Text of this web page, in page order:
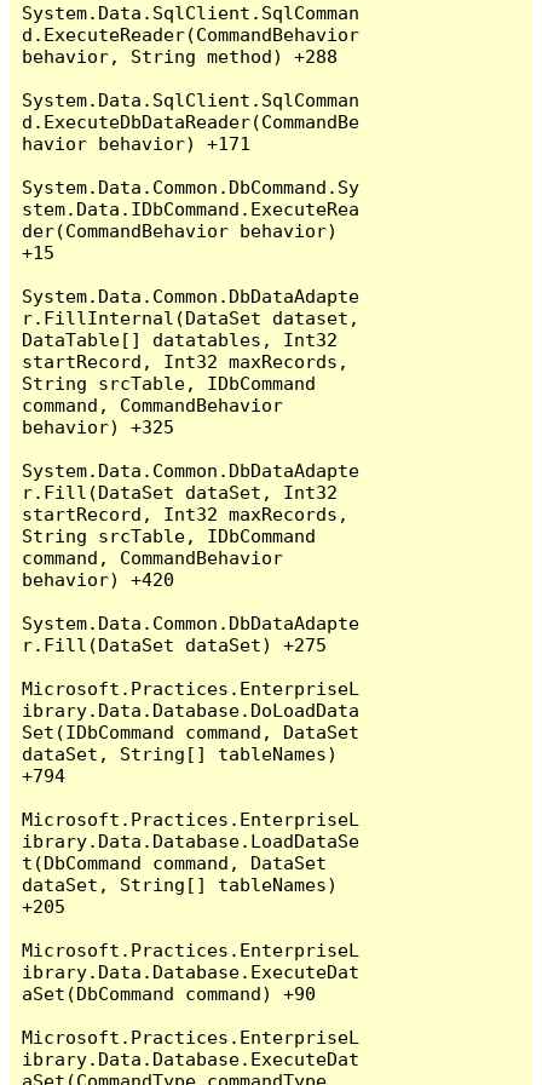
System.Data.SqlClient.SqlComman
d.ExecuteReader(CommandBehavior
behavior, String method) +288
System.Data.SqlClient.SqlComman
d.ExecuteDbDataReader(CommandBe
havior behavior) +171
System.Data.Common.DbCommand.Sy
stem.Data.IDbCommand.ExecuteRea
der(CommandBehavior behavior)
+15
System.Data.Common.DbDataAdapte
r.FillInternal(DataSet dataset,
DataTable[] datatables, Int32
startRecord, Int32 maxRecords,
String srcTable, IDbCommand
command, CommandBehavior
behavior) +325
System.Data.Common.DbDataAdapte
r.Fill(DataSet dataSet, Int32
startRecord, Int32 maxRecords,
String srcTable, IDbCommand
command, CommandBehavior
behavior) +420
System.Data.Common.DbDataAdapte
r.Fill(DataSet dataSet) +275
Microsoft.Practices.EnterpriseL
ibrary.Data.Database.DoLoadData
Set(IDbCommand command, DataSet
dataSet, String[] tableNames)
+794
Microsoft.Practices.EnterpriseL
ibrary.Data.Database.LoadDataSe
t(DbCommand command, DataSet
dataSet, String[] tableNames)
+205
Microsoft.Practices.EnterpriseL
ibrary.Data.Database.ExecuteDat
aSet(DbCommand command) +90
Microsoft.Practices.EnterpriseL
ibrary.Data.Database.ExecuteDat
aSet(CommandType commandType,